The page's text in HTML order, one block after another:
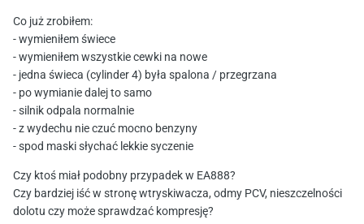
Co już zrobiłem:
- wymieniłem świece
- wymieniłem wszystkie cewki na nowe
- jedna świeca (cylinder 4) była spalona / przegrzana
- po wymianie dalej to samo
- silnik odpala normalnie
- z wydechu nie czuć mocno benzyny
- spod maski słychać lekkie syczenie
Czy ktoś miał podobny przypadek w EA888?
Czy bardziej iść w stronę wtryskiwacza, odmy PCV, nieszczelności
dolotu czy może sprawdzać kompresję?